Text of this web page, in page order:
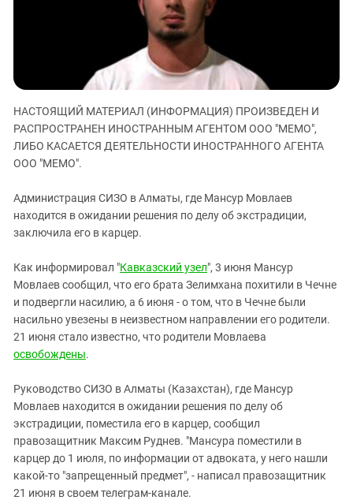
ЗАСТАВЛЯЕТ
КАВКАЗ ЗА ПАЛЕСТИНУ
ИНАКОМЫСЛИЕ В ЧЕЧНЕ
ПРЕСЛЕДОВАНИЕ АКТИВИСТОВ
МОБИЛИЗАЦИЯ И ПРОТЕСТЫ
Кабардино-Балкария
Калмыкия
Карачаево-Черкесия
Краснодарский край
Нагорный Карабах
Северная Осетия - Алания
Ставропольский край
Чечня
Южная Осетия
Южный Кавказ
НАСТОЯЩИЙ МАТЕРИАЛ (ИНФОРМАЦИЯ) ПРОИЗВЕДЕН И
РАСПРОСТРАНЕН ИНОСТРАННЫМ АГЕНТОМ ООО "МЕМО",
ЛИБО КАСАЕТСЯ ДЕЯТЕЛЬНОСТИ ИНОСТРАННОГО АГЕНТА
ООО "МЕМО".
Администрация СИЗО в Алматы, где Мансур Мовлаев
находится в ожидании решения по делу об экстрадиции,
заключила его в карцер.
Как информировал "Кавказский узел", 3 июня Мансур
Мовлаев сообщил, что его брата Зелимхана похитили в Чечне
и подвергли насилию, а 6 июня - о том, что в Чечне были
насильно увезены в неизвестном направлении его родители.
21 июня стало известно, что родители Мовлаева
освобождены.
Руководство СИЗО в Алматы (Казахстан), где Мансур
Мовлаев находится в ожидании решения по делу об
экстрадиции, поместила его в карцер, сообщил
правозащитник Максим Руднев. "Мансура поместили в
карцер до 1 июля, по информации от адвоката, у него нашли
какой-то "запрещенный предмет", - написал правозащитник
21 июня в своем телеграм-канале.